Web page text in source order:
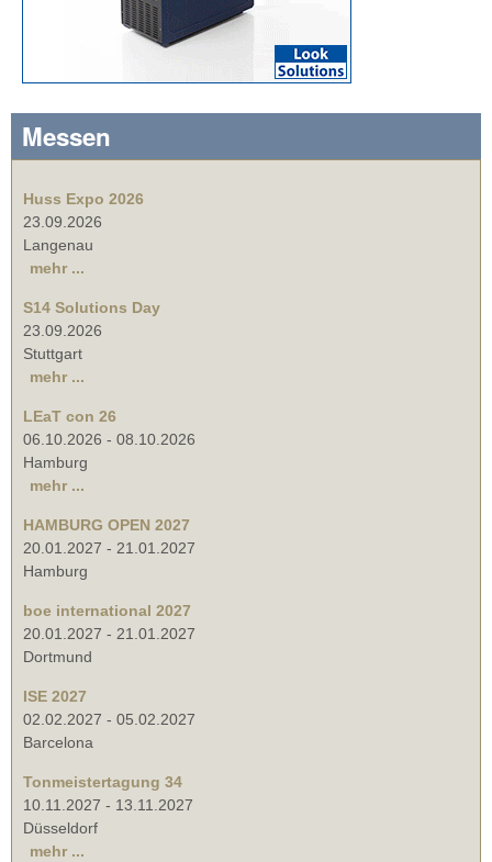
Messen
Huss Expo 2026
23.09.2026
Langenau
mehr ...
S14 Solutions Day
23.09.2026
Stuttgart
mehr ...
LEaT con 26
06.10.2026 - 08.10.2026
Hamburg
mehr ...
HAMBURG OPEN 2027
20.01.2027 - 21.01.2027
Hamburg
boe international 2027
20.01.2027 - 21.01.2027
Dortmund
ISE 2027
02.02.2027 - 05.02.2027
Barcelona
Tonmeistertagung 34
10.11.2027 - 13.11.2027
Düsseldorf
mehr ...